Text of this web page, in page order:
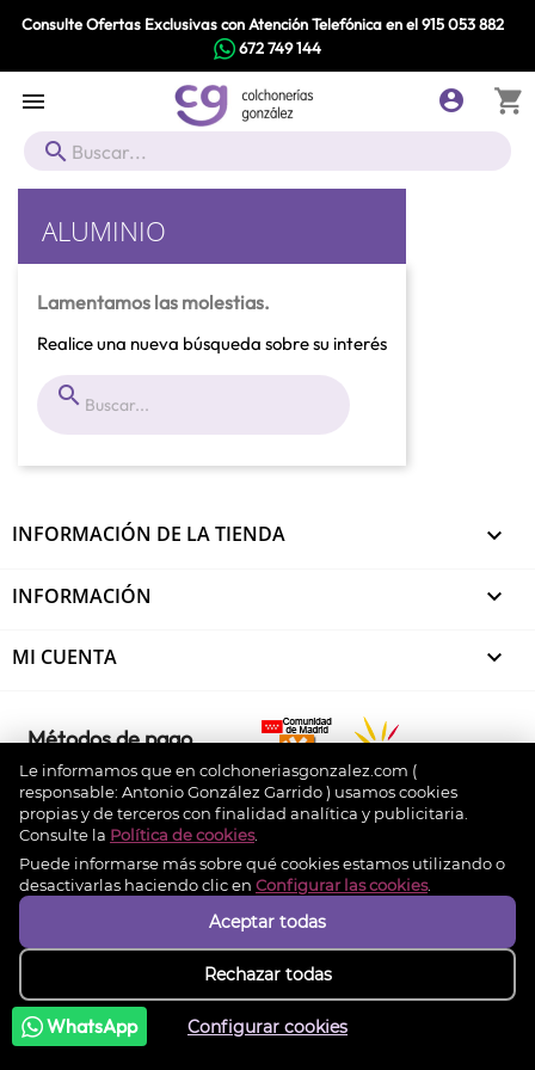
WhatsApp
Consulte Ofertas Exclusivas con Atención Telefónica en el915 053 882
672 749 144
 shopping_cart


ALUMINIO
Lamentamos las molestias.
Realice una nueva búsqueda sobre su interés

INFORMACIÓN DE LA TIENDA 
INFORMACIÓN 
MI CUENTA 
Le informamos que en colchoneriasgonzalez.com (
responsable: Antonio González Garrido ) usamos cookies
propias y de terceros con finalidad analítica y publicitaria.
Consulte la Política de cookies.
Puede informarse más sobre qué cookies estamos utilizando o
desactivarlas haciendo clic en Configurar las cookies.
Aceptar todas
Rechazar todas
Configurar cookies
Métodos de pago
© 2026 - colchoneriasgonzalez.com. Design by
Experto Prestashop